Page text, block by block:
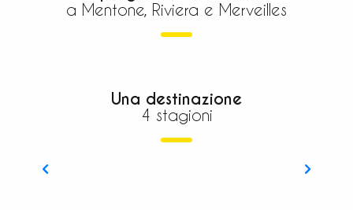
a Mentone, Riviera e Merveilles
Una destinazione
4 stagioni